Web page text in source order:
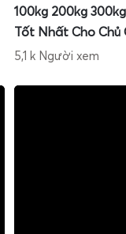
100kg 200kg
Tốt Nhất Cho Chủ
5,1 k Người xem